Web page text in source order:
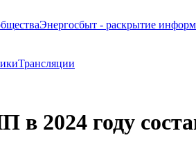
Энергосбыт - раскрытие
Трансляции
2024 году